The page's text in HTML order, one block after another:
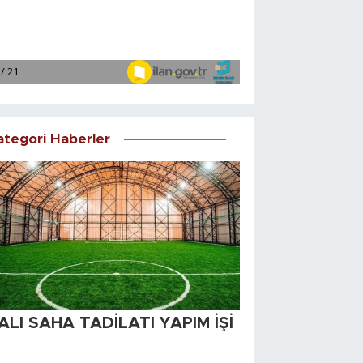
Haberler
SAHA TADİLATI YAPIM İŞİ